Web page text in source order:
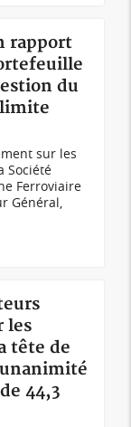
rapport
du
sur les
Société
Ferroviaire
Général,
les
tête de
44,3